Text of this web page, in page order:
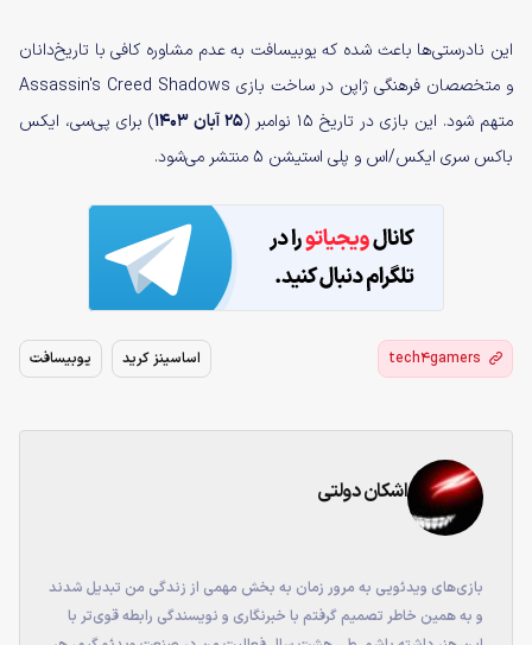
این نادرستی‌ها باعث شده که یوبیسافت به عدم مشاوره کافی با تاریخ‌دانان
و متخصصان فرهنگی ژاپن در ساخت بازی Assassin's Creed Shadows
متهم شود. این بازی در تاریخ ۱۵ نوامبر (
۲۵ آبان ۱۴۰۳
) برای پی‌سی، ایکس
باکس سری ایکس/اس و پلی استیشن ۵ منتشر می‌شود.
tech4gamers اساسینز کرید یوبیسافت
اشکان دولتی
بازی‌های ویدئویی به مرور زمان به بخش مهمی از زندگی من تبدیل شدند
و به همین خاطر تصمیم گرفتم با خبرنگاری و نویسندگی رابطه قوی‌تر با